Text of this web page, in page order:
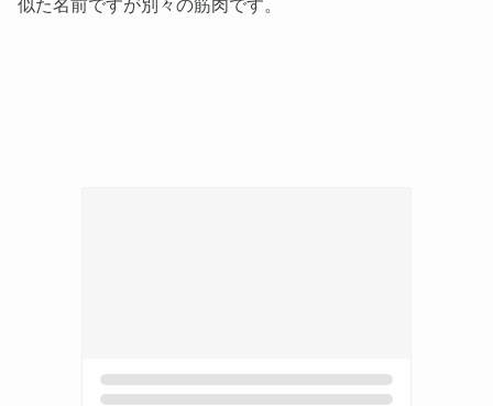
似た名前ですが別々の筋肉です。